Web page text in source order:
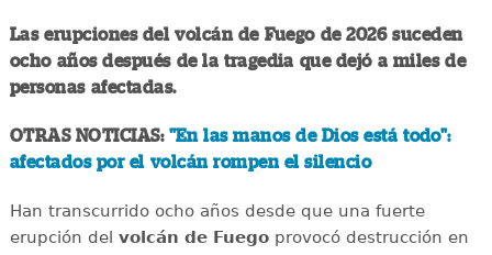
Las erupciones del volcán de Fuego de 2026 suceden
ocho años después de la tragedia que dejó a miles de
personas afectadas.
OTRAS NOTICIAS: "En las manos de Dios está todo":
afectados por el volcán rompen el silencio
Han transcurrido ocho años desde que una fuerte
erupción del volcán de Fuegoprovocó destrucción en